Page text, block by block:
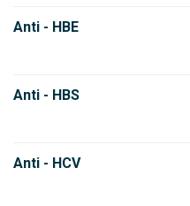
Anti - HBE
Anti - HBS
Anti - HCV